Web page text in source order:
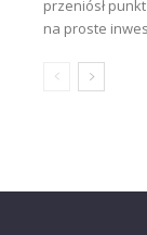
przeniósł
na proste